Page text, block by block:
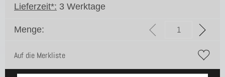
Lieferzeit*: 3 Werktage
Menge:
Auf die Merkliste